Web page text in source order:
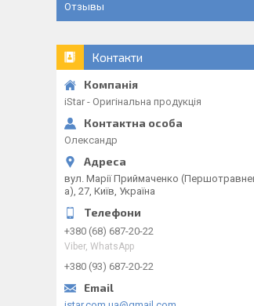
Отзывы
Контакти
iStar - Оригінальна продукція
Олександр
вул. Марії Приймаченко
а), 27, Київ, Україна
+380 (68) 687-20-22
Viber, WhatsApp
+380 (93) 687-20-22